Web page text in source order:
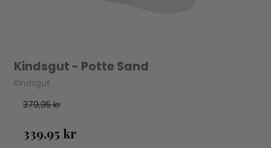
Kindsgut - Potte Sand
Kindsgut
379,95 kr
339,95 kr